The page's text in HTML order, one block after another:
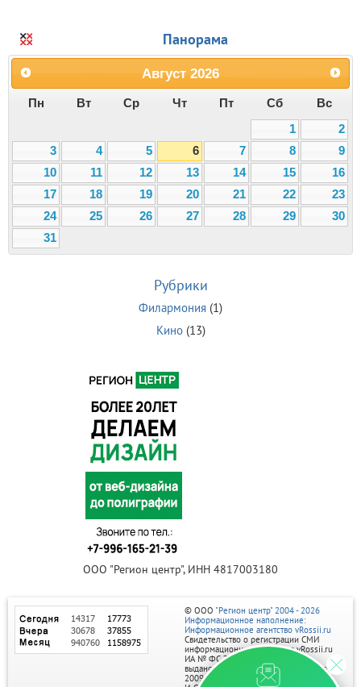
Панорама
Август 2026
Пн Вт Ср Чт Пт Сб
Вс
1
2
3
4 5 6 7 8
9
10
11 12 13 14 15
16
17
18 19 20 21 22
23
24
25 26 27 28 29
30
31
Рубрики
Филармония (1)
Кино(13)
ООО "Регион центр", ИНН 4817003180
© ООО "Регион центр" 2004 - 2026
Информационное наполнение:
Информационное агентство vRossii.ru
Свидетельство о регистрации СМИ
информационного агентства vRossii.ru
ИА № ФС 77‑35502
выдано РОСКОМНАДЗОРом 04 марта
2009г.